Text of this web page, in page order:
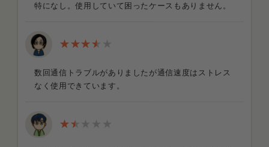
特になし。使用していて困ったケースもありません。
数回通信トラブルがありましたが通信速度はストレス
なく使用できています。